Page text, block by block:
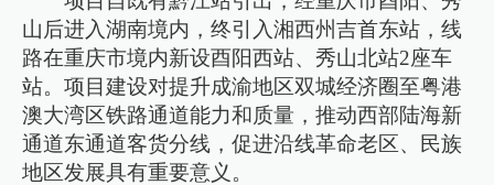
山后进入湖南境内，终引入湘西州吉首东站，线
路在重庆市境内新设酉阳西站、秀山北站2座车
站。项目建设对提升成渝地区双城经济圈至粤港
澳大湾区铁路通道能力和质量，推动西部陆海新
通道东通道客货分线，促进沿线革命老区、民族
地区发展具有重要意义。